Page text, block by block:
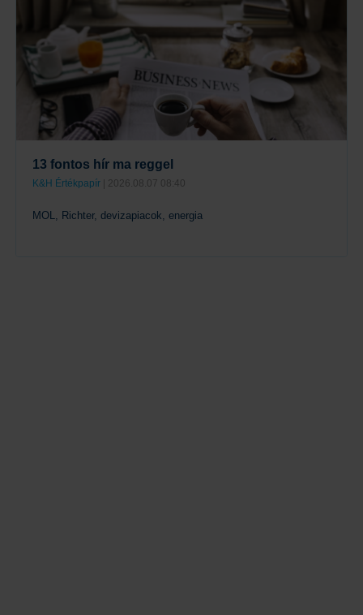
13 fontos hír ma reggel
K&H Értékpapír | 2026.08.07 08:40
MOL, Richter, devizapiacok, energia